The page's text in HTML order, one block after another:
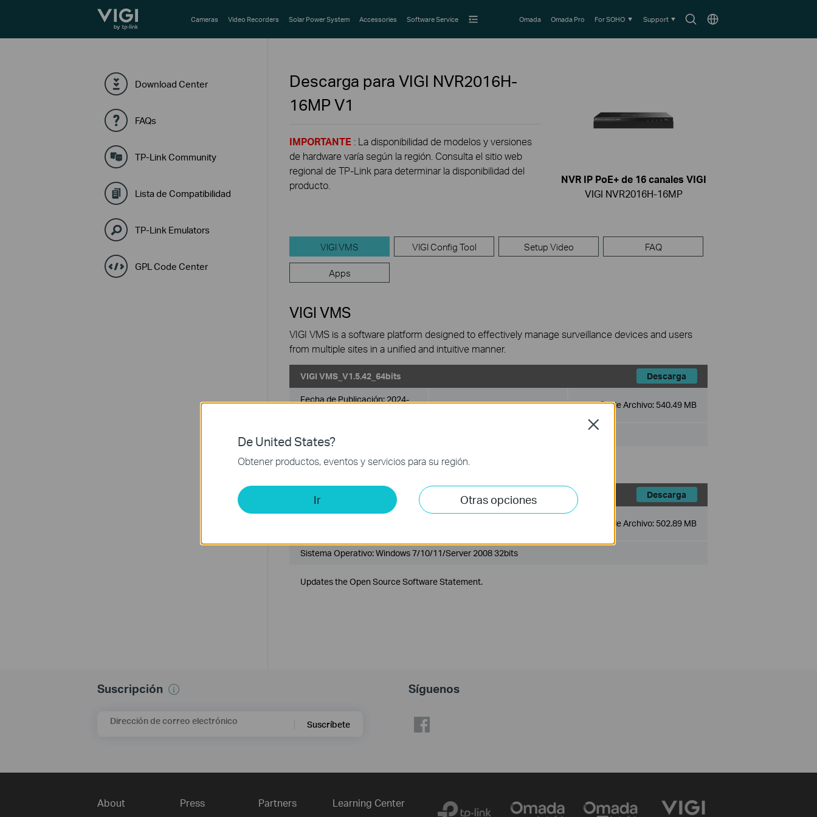
TP-Link, Reliably Smart
SearchChoose
Cameras Video Recorders Solar Power System Accessories Software Service Omada Omada Pro For SOHO Support
Download Center
FAQs
TP-Link Community
Lista de Compatibilidad
TP-Link Emulators
GPL Code Center
Descarga para VIGI NVR2016H-
16MP V1
IMPORTANTE : La disponibilidad de modelos y versiones
de hardware varía según la región. Consulta el sitio web
regional de TP-Link para determinar la disponibilidad del
producto.
NVR IP PoE+ de 16 canales VIGI
VIGI NVR2016H-16MP
VIGI VMS VIGI Config Tool Setup Video FAQ
Apps
VIGI VMS
VIGI VMS is a software platform designed to effectively manage surveillance devices and users
from multiple sites in a unified and intuitive manner.
VIGI VMS_V1.5.42_64bits Descarga
Fecha de Publicación: 2024-
Idioma:Multilingüe Tamaño de Archivo: 540.49 MB
Updates the Open Source Software Statement.
VIGI VMS_V1.5.42_32bits Descarga
Tamaño de Archivo: 502.89 MB
Sistema Operativo: Windows 7/10/11/Server 2008 32bits
Updates the Open Source Software Statement.
Suscripción
Dirección de correo electrónico Suscríbete
Síguenos
About Press Partners Learning Center
De United States?
Obtener productos, eventos y servicios para su región.
Ir Otras opciones
Close